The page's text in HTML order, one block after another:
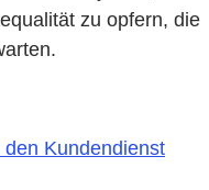
zu opfern, die
Kundendienst